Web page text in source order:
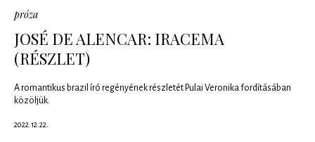
próza
JOSÉ DE ALENCAR: IRACEMA
(RÉSZLET)
A romantikus brazil író regényének részletét Pulai Veronika fordításában
közöljük.
2022.12.22.